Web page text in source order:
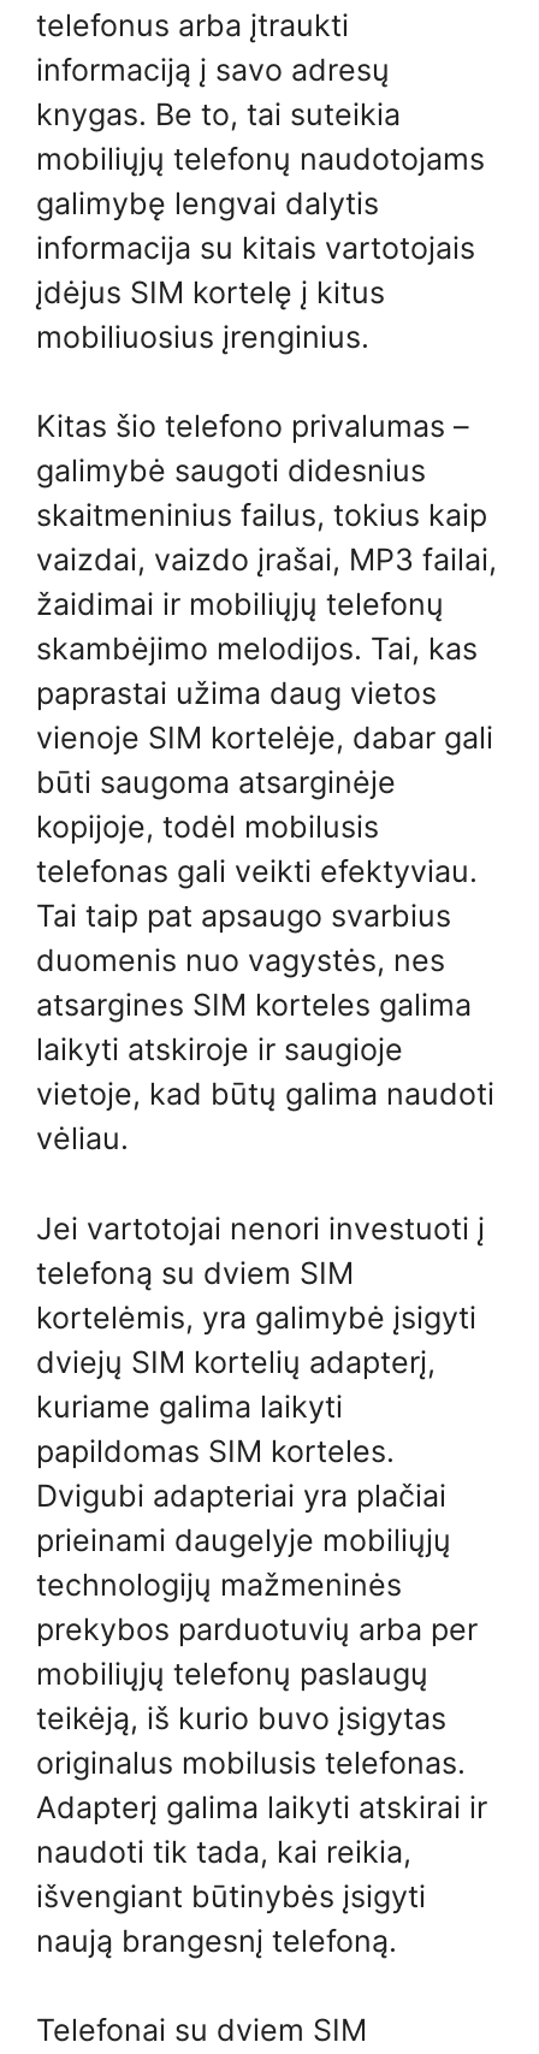
telefonus arba įtraukti
informaciją į savo adresų
knygas. Be to, tai suteikia
mobiliųjų telefonų naudotojams
galimybę lengvai dalytis
informacija su kitais vartotojais
įdėjus SIM kortelę į kitus
mobiliuosius įrenginius.
Kitas šio telefono privalumas –
galimybė saugoti didesnius
skaitmeninius failus, tokius kaip
vaizdai, vaizdo įrašai, MP3 failai,
žaidimai ir mobiliųjų telefonų
skambėjimo melodijos. Tai, kas
paprastai užima daug vietos
vienoje SIM kortelėje, dabar gali
būti saugoma atsarginėje
kopijoje, todėl mobilusis
telefonas gali veikti efektyviau.
Tai taip pat apsaugo svarbius
duomenis nuo vagystės, nes
atsargines SIM korteles galima
laikyti atskiroje ir saugioje
vietoje, kad būtų galima naudoti
vėliau.
Jei vartotojai nenori investuoti į
telefoną su dviem SIM
kortelėmis, yra galimybė įsigyti
dviejų SIM kortelių adapterį,
kuriame galima laikyti
papildomas SIM korteles.
Dvigubi adapteriai yra plačiai
prieinami daugelyje mobiliųjų
technologijų mažmeninės
prekybos parduotuvių arba per
mobiliųjų telefonų paslaugų
teikėją, iš kurio buvo įsigytas
originalus mobilusis telefonas.
Adapterį galima laikyti atskirai ir
naudoti tik tada, kai reikia,
išvengiant būtinybės įsigyti
naują brangesnį telefoną.
Telefonai su dviem SIM